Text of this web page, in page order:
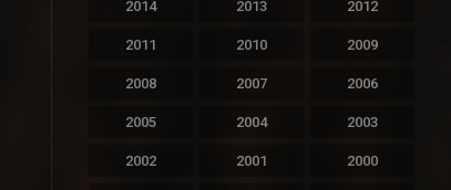
2014 2013 2012
2011 2010 2009
2008 2007 2006
2005 2004 2003
2002 2001 2000